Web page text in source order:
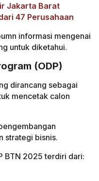
Jakarta Barat
47 Perusahaan
informasi mengenai
untuk diketahui.
(ODP)
dirancang sebagai
mencetak calon
strategi bisnis.
BTN 2025 terdiri dari: